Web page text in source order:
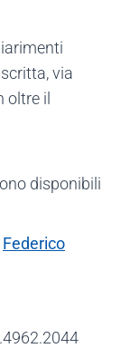
via
oltre il
disponibili
Federico